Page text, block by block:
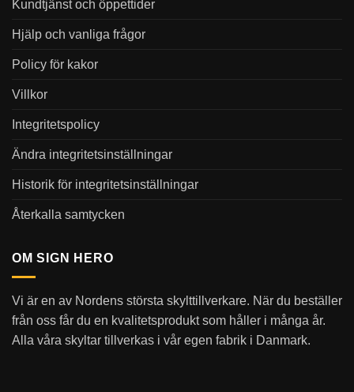
Kundtjänst och öppettider
Hjälp och vanliga frågor
Policy för kakor
Villkor
Integritetspolicy
Ändra integritetsinställningar
Historik för integritetsinställningar
Återkalla samtycken
OM SIGN HERO
Vi är en av Nordens största skylttillverkare. När du beställer
från oss får du en kvalitetsprodukt som håller i många år.
Alla våra skyltar tillverkas i vår egen fabrik i Danmark.